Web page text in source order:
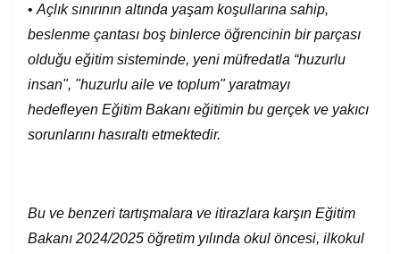
• Açlık sınırının altında yaşam koşullarına sahip,
beslenme çantası boş binlerce öğrencinin bir parçası
olduğu eğitim sisteminde, yeni müfredatla “huzurlu
insan", "huzurlu aile ve toplum" yaratmayı
hedefleyen Eğitim Bakanı eğitimin bu gerçek ve yakıcı
sorunlarını hasıraltı etmektedir.
Bu ve benzeri tartışmalara ve itirazlara karşın Eğitim
Bakanı 2024/2025 öğretim yılında okul öncesi, ilkokul